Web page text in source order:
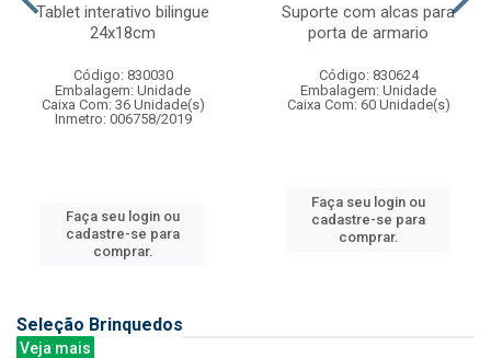
Tablet interativo bilingue
24x18cm
Código: 830030
Embalagem: Unidade
Caixa Com: 36 Unidade(s)
Inmetro: 006758/2019
Faça seu login ou
cadastre-se para
comprar.
Suporte com alcas para
porta de armario
Código: 830624
Embalagem: Unidade
Caixa Com: 60 Unidade(s)
Faça seu login ou
cadastre-se para
comprar.
Seleção Brinquedos
Veja mais